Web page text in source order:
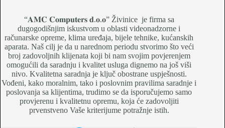
“𝐀𝐌𝐂 𝐂𝐨𝐦𝐩𝐮𝐭𝐞𝐫𝐬 𝐝.𝐨.𝐨” Živinice je firma sa
dugogodišnjim iskustvom u oblasti videonadzorne i
računarske opreme, klima uređaja, bijele tehnike, kućanskih
aparata. Naš cilj je da u narednom periodu stvorimo što veći
broj zadovoljnih klijenata koji bi nam svojim povjerenjem
omogućili da saradnju i kvalitet usluga dignemo na još viši
nivo. Kvalitetna saradnja je ključ obostrane uspješnosti.
Vođeni, kako moralnim, tako i poslovnim pravilima saradnje i
poslovanja sa klijentima, trudimo se da isporučujemo samo
provjerenu i kvalitetnu opremu, koja će zadovoljiti
prvenstveno Vaše kriterijume potražnje istih.